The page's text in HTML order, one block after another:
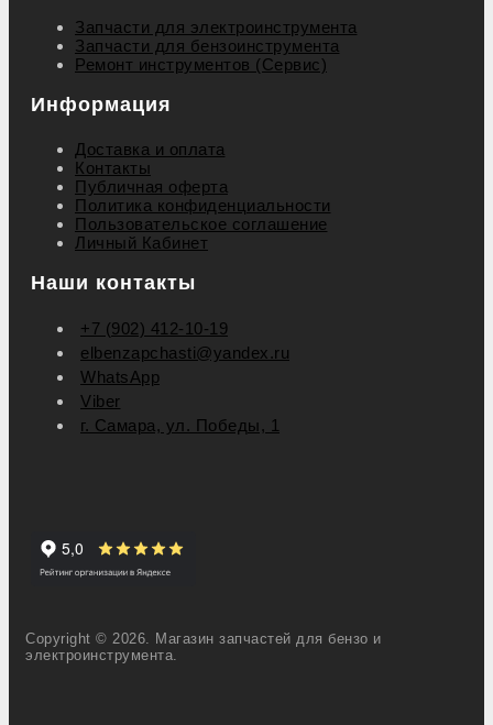
Запчасти для электроинструмента
Запчасти для бензоинструмента
Ремонт инструментов (Сервис)
Информация
Доставка и оплата
Контакты
Публичная оферта
Политика конфиденциальности
Пользовательское соглашение
Личный Кабинет
Наши контакты
+7 (902) 412-10-19
elbenzapchasti@yandex.ru
WhatsApp
Viber
г. Самара, ул. Победы, 1
Copyright © 2026. Магазин запчастей для бензо и
электроинструмента.